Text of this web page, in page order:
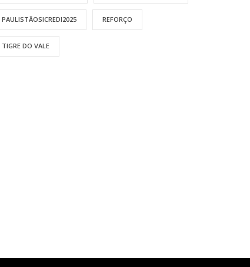
PAULISTÃOSICREDI2025 REFORÇO
TIGRE DO VALE